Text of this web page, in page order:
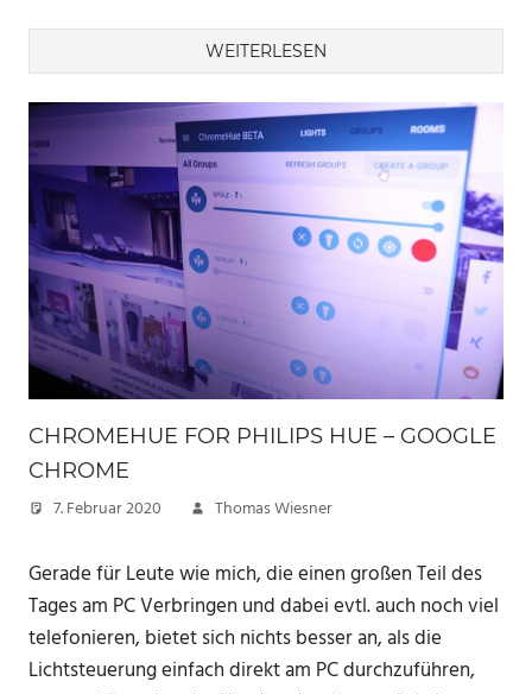
WEITERLESEN
CHROMEHUE FOR PHILIPS HUE – GOOGLE
CHROME
7. Februar 2020 Thomas Wiesner
Gerade für Leute wie mich, die einen großen Teil des
Tages am PC Verbringen und dabei evtl. auch noch viel
telefonieren, bietet sich nichts besser an, als die
Lichtsteuerung einfach direkt am PC durchzuführen,